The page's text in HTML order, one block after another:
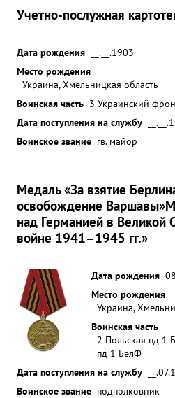
Учетно-послужная
Дата рождения
__.__.1903
Место рождения
Украина, Хмельницкая область
Воинская часть 3 Украинский
Дата поступления на службу
Воинское звание гв. майор
Медаль «За взятие
освобождение Варшавы»
над Германией в Великой
войне 1941–1945 гг.»
Дата рождения
Место рождения
Украина,
Воинская часть
2 Польская пд 1
пд 1 БелФ
Дата поступления на службу
Воинское звание подполковник